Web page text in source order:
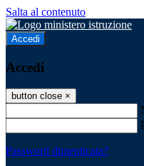
Salta al contenuto
Accedi
Accedi
button close ×
Password dimenticata?